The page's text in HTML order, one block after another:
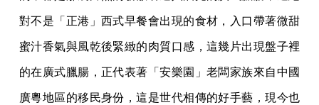
對不是「正港」西式早餐會出現的食材，入口帶著微甜
蜜汁香氣與風乾後緊緻的肉質口感，這幾片出現盤子裡
的在廣式臘腸，正代表著「安樂園」老闆家族來自中國
廣粵地區的移民身份，這是世代相傳的好手藝，現今也